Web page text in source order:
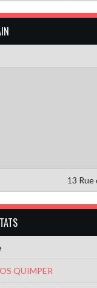
13 Rue
QUIMPER